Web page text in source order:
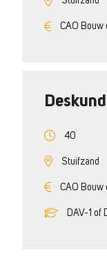
CAO Bouw
40
Stuifzand
CAO Bouw
DAV-1 of